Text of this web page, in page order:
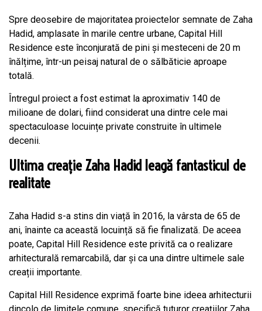
Spre deosebire de majoritatea proiectelor semnate de Zaha
Hadid, amplasate în marile centre urbane, Capital Hill
Residence este înconjurată de pini și mesteceni de 20 m
înălțime, într-un peisaj natural de o sălbăticie aproape
totală.
Întregul proiect a fost estimat la aproximativ 140 de
milioane de dolari, fiind considerat una dintre cele mai
spectaculoase locuințe private construite în ultimele
decenii.
Ultima creație Zaha Hadid leagă fantasticul de
realitate
Zaha Hadid s-a stins din viață în 2016, la vârsta de 65 de
ani, înainte ca această locuință să fie finalizată. De aceea
poate, Capital Hill Residence este privită ca o realizare
arhitecturală remarcabilă, dar și ca una dintre ultimele sale
creații importante.
Capital Hill Residence exprimă foarte bine ideea arhitecturii